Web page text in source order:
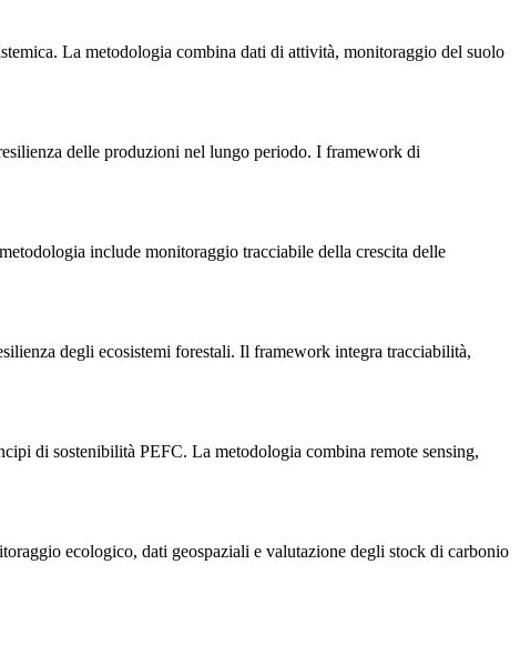
La metodologia combina dati di attività, monitoraggio del suolo
delle produzioni nel lungo periodo. I framework di
include monitoraggio tracciabile della crescita delle
degli ecosistemi forestali. Il framework integra tracciabilità,
di sostenibilità PEFC. La metodologia combina remote sensing,
ecologico, dati geospaziali e valutazione degli stock di carbonio